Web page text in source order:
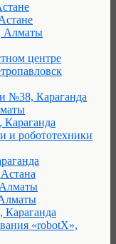
Алматы
центре
№38, Караганда
Караганда
и робототехники
Караганда
«robotX»,